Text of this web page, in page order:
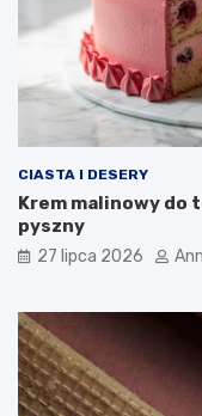
CIASTA I DESERY
Krem malinowy do
pyszny
27 lipca 2026